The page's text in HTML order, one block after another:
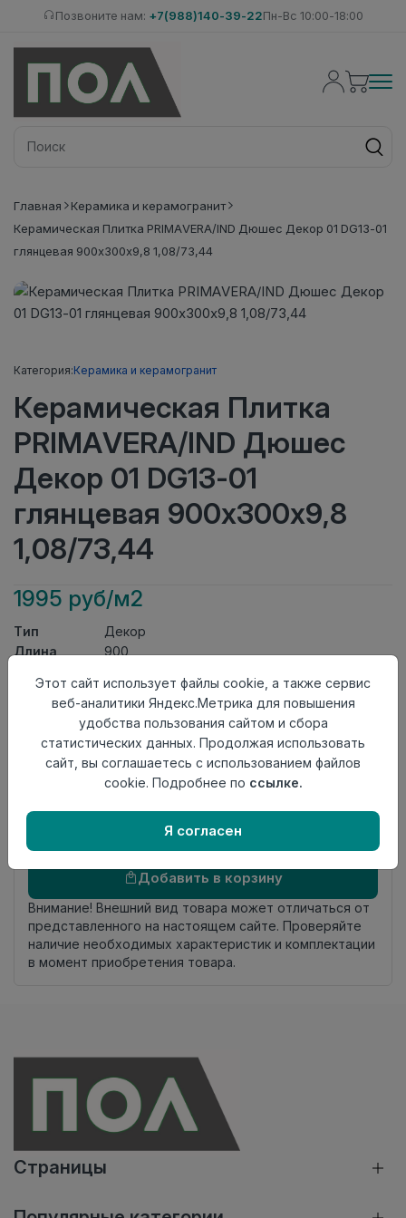
Позвоните нам: +7(988)140-39-22Пн-Вс 10:00-18:00
Главная
Керамика и керамогранит
Керамическая Плитка PRIMAVERA/IND Дюшес Декор 01 DG13-01
глянцевая 900х300х9,8 1,08/73,44
Категория:Керамика и керамогранит
Керамическая Плитка
PRIMAVERA/IND Дюшес
Декор 01 DG13-01
глянцевая 900х300х9,8
1,08/73,44
1995 руб/м2
Тип
Декор
Длина
900
АктуальностьВыведен из ассортимента
Товарная
Керамическая Плитка
Толщина
9,8
Поверхность глянцевая
происхождения
Осталось
Добавить в корзину
Внимание! Внешний вид товара может отличаться от
представленного на настоящем сайте. Проверяйте
наличие необходимых характеристик и комплектации
в момент приобретения товара.
Страницы
Этот сайт использует файлы cookie, а также сервис
веб-аналитики Яндекс.Метрика для повышения
удобства пользования сайтом и сбора
статистических данных. Продолжая использовать
сайт, вы соглашаетесь с использованием файлов
cookie. Подробнее по ссылке.
Я согласен